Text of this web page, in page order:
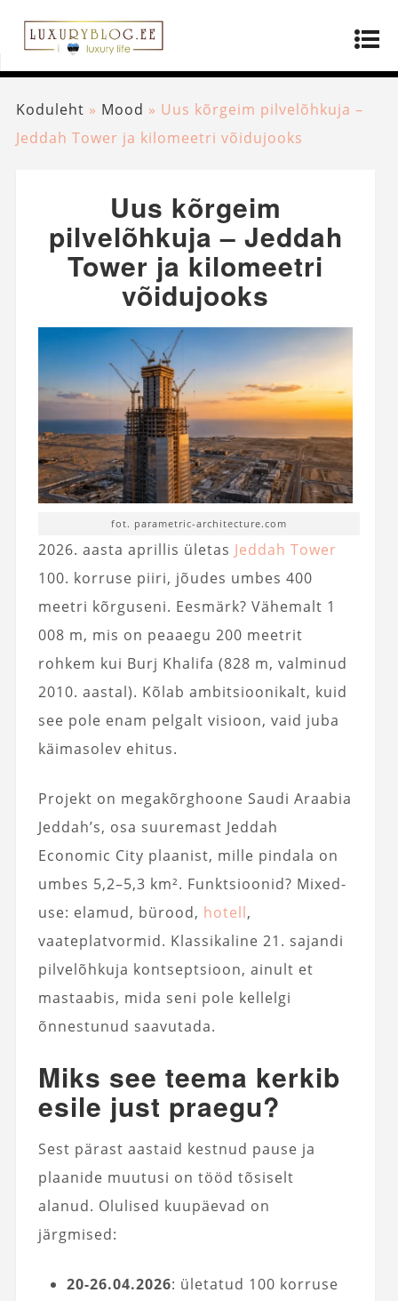
Koduleht » Mood » Uus kõrgeim pilvelõhkuja –
Jeddah Tower ja kilomeetri võidujooks
Uus kõrgeim
pilvelõhkuja – Jeddah
Tower ja kilomeetri
võidujooks
fot. parametric-architecture.com
2026. aasta aprillis ületas Jeddah Tower
100. korruse piiri, jõudes umbes 400
meetri kõrguseni. Eesmärk? Vähemalt 1
008 m, mis on peaaegu 200 meetrit
rohkem kui Burj Khalifa (828 m, valminud
2010. aastal). Kõlab ambitsioonikalt, kuid
see pole enam pelgalt visioon, vaid juba
käimasolev ehitus.
Projekt on megakõrghoone Saudi Araabia
Jeddah’s, osa suuremast Jeddah
Economic City plaanist, mille pindala on
umbes 5,2–5,3 km². Funktsioonid? Mixed-
use: elamud, bürood, hotell,
vaateplatvormid. Klassikaline 21. sajandi
pilvelõhkuja kontseptsioon, ainult et
mastaabis, mida seni pole kellelgi
õnnestunud saavutada.
Miks see teema kerkib
esile just praegu?
Sest pärast aastaid kestnud pause ja
plaanide muutusi on tööd tõsiselt
alanud. Olulised kuupäevad on
järgmised:
20-26.04.2026: ületatud 100 korruse